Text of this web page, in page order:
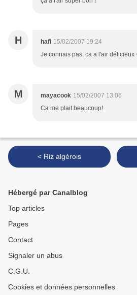
H hafi 15/02/2007 19:24
Je connais pas, ca a l'air délicieux
M mayacook 15/02/2007 13:06
Ca me plait beaucoup!
< Riz algérois
Hébergé par Canalblog
Top articles
Pages
Contact
Signaler un abus
C.G.U.
Cookies et données personnelles